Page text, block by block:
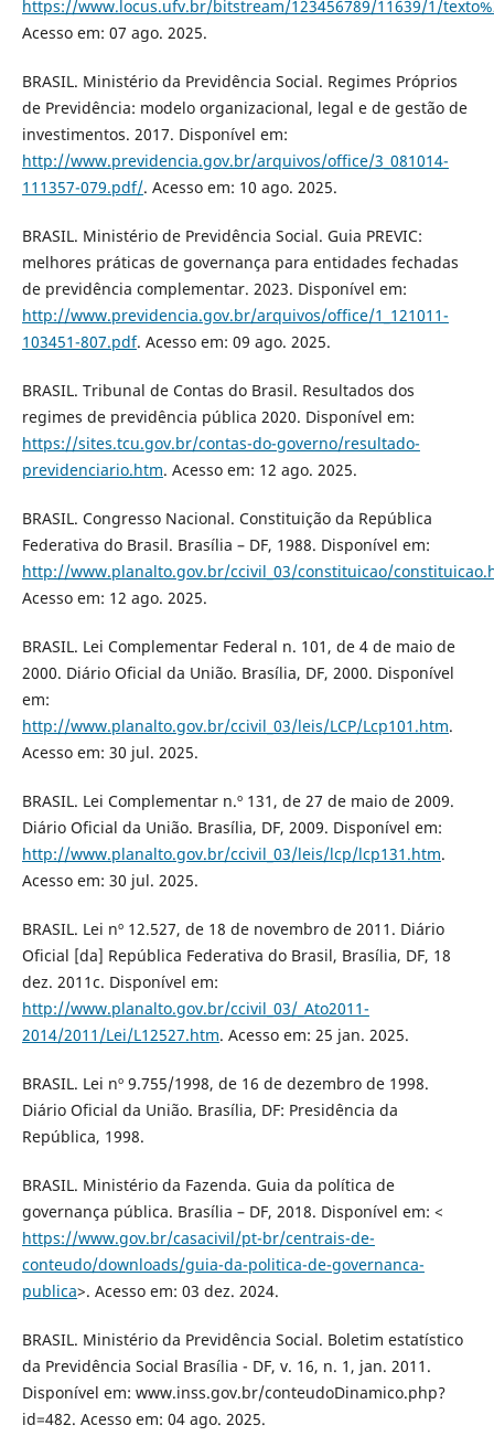
https://www.locus.ufv.br/bitstream/123456789/11639/1/
Acesso em: 07 ago. 2025.
BRASIL. Ministério da Previdência Social. Regimes Próprios
de Previdência: modelo organizacional, legal e de gestão de
investimentos. 2017. Disponível em:
http://www.previdencia.gov.br/arquivos/office/3_081014-
111357-079.pdf/. Acesso em: 10 ago. 2025.
BRASIL. Ministério de Previdência Social. Guia PREVIC:
melhores práticas de governança para entidades fechadas
de previdência complementar. 2023. Disponível em:
http://www.previdencia.gov.br/arquivos/office/1_121011-
103451-807.pdf. Acesso em: 09 ago. 2025.
BRASIL. Tribunal de Contas do Brasil. Resultados dos
regimes de previdência pública 2020. Disponível em:
https://sites.tcu.gov.br/contas-do-governo/resultado-
previdenciario.htm. Acesso em: 12 ago. 2025.
BRASIL. Congresso Nacional. Constituição da República
Federativa do Brasil. Brasília – DF, 1988. Disponível em:
http://www.planalto.gov.br/ccivil_03/constituicao/
Acesso em: 12 ago. 2025.
BRASIL. Lei Complementar Federal n. 101, de 4 de maio de
2000. Diário Oficial da União. Brasília, DF, 2000. Disponível
em:
http://www.planalto.gov.br/ccivil_03/leis/LCP/Lcp101.htm.
Acesso em: 30 jul. 2025.
BRASIL. Lei Complementar n.º 131, de 27 de maio de 2009.
Diário Oficial da União. Brasília, DF, 2009. Disponível em:
http://www.planalto.gov.br/ccivil_03/leis/lcp/lcp131.htm.
Acesso em: 30 jul. 2025.
BRASIL. Lei nº 12.527, de 18 de novembro de 2011. Diário
Oficial [da] República Federativa do Brasil, Brasília, DF, 18
dez. 2011c. Disponível em:
http://www.planalto.gov.br/ccivil_03/_Ato2011-
2014/2011/Lei/L12527.htm. Acesso em: 25 jan. 2025.
BRASIL. Lei nº 9.755/1998, de 16 de dezembro de 1998.
Diário Oficial da União. Brasília, DF: Presidência da
República, 1998.
BRASIL. Ministério da Fazenda. Guia da política de
governança pública. Brasília – DF, 2018. Disponível em: <
https://www.gov.br/casacivil/pt-br/centrais-de-
conteudo/downloads/guia-da-politica-de-governanca-
publica>. Acesso em: 03 dez. 2024.
BRASIL. Ministério da Previdência Social. Boletim estatístico
da Previdência Social Brasília - DF, v. 16, n. 1, jan. 2011.
Disponível em: www.inss.gov.br/conteudoDinamico.php?
id=482. Acesso em: 04 ago. 2025.